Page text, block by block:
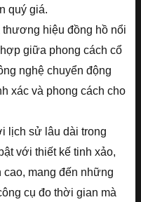
quý giá.
thương hiệu đồng hồ nổi
giữa phong cách cổ
nghệ chuyển động
xác và phong cách cho
lịch sử lâu dài trong
với thiết kế tinh xảo,
cao, mang đến những
cụ đo thời gian mà